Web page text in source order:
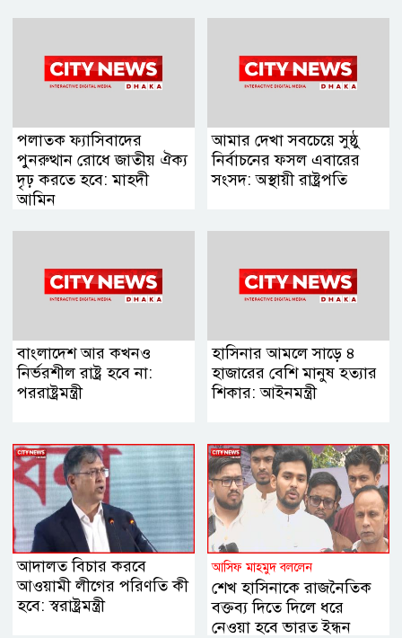
পলাতক ফ্যাসিবাদের
পুনরুত্থান রোধে জাতীয় ঐক্য
দৃঢ় করতে হবে: মাহদী
আমিন
আমার দেখা সবচেয়ে সুষ্ঠু
নির্বাচনের ফসল এবারের
সংসদ: অস্থায়ী রাষ্ট্রপতি
বাংলাদেশ আর কখনও
নির্ভরশীল রাষ্ট্র হবে না:
পররাষ্ট্রমন্ত্রী
হাসিনার আমলে সাড়ে ৪
হাজারের বেশি মানুষ হত্যার
শিকার: আইনমন্ত্রী
আদালত বিচার করবে
আওয়ামী লীগের পরিণতি কী
হবে: স্বরাষ্ট্রমন্ত্রী
আসিফ মাহমুদ বললেন
শেখ হাসিনাকে রাজনৈতিক
বক্তব্য দিতে দিলে ধরে
নেওয়া হবে ভারত ইন্ধন